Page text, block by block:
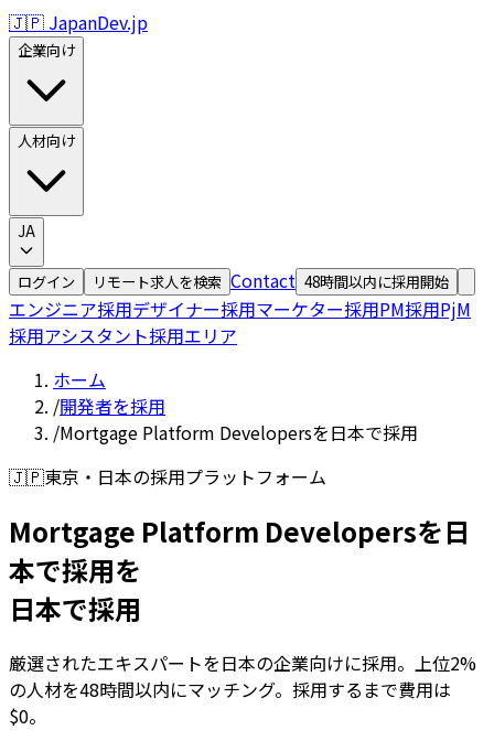
🇯🇵 JapanDev.jp
企業向け
人材向け
JA
ログイン リモート求人を検索 Contact 48時間以内に採用開始
エンジニア採用デザイナー採用マーケター採用PM採用PjM
採用アシスタント採用エリア
ホーム
/開発者を採用
/Mortgage Platform Developersを日本で採用
🇯🇵東京・日本の採用プラットフォーム
Mortgage Platform Developersを日
本で採用を
日本で採用
厳選されたエキスパートを日本の企業向けに採用。上位2%
の人材を48時間以内にマッチング。採用するまで費用は
$0。